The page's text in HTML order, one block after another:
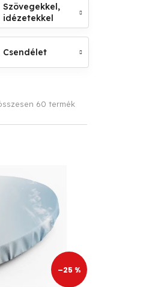
Szövegekkel,
idézetekkel
Csendélet
60 termék
–25 %